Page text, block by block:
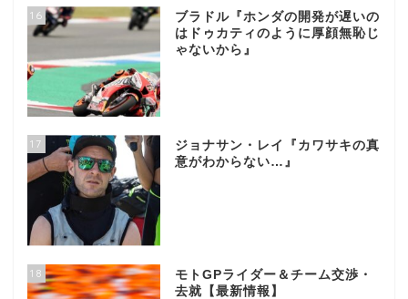
16
ブラドル『ホンダの開発が遅いの
はドゥカティのように厚顔無恥じ
ゃないから』
17
ジョナサン・レイ『カワサキの真
意がわからない…』
18
モトGPライダー＆チーム交渉・
去就【最新情報】